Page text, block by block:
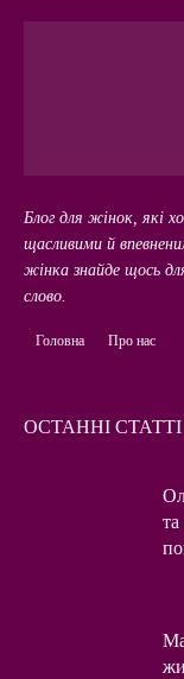
Блог для жінок, які
щасливими й
жінка знайде щось
слово.
Головна Про нас
ОСТАННІ СТАТТІ
та